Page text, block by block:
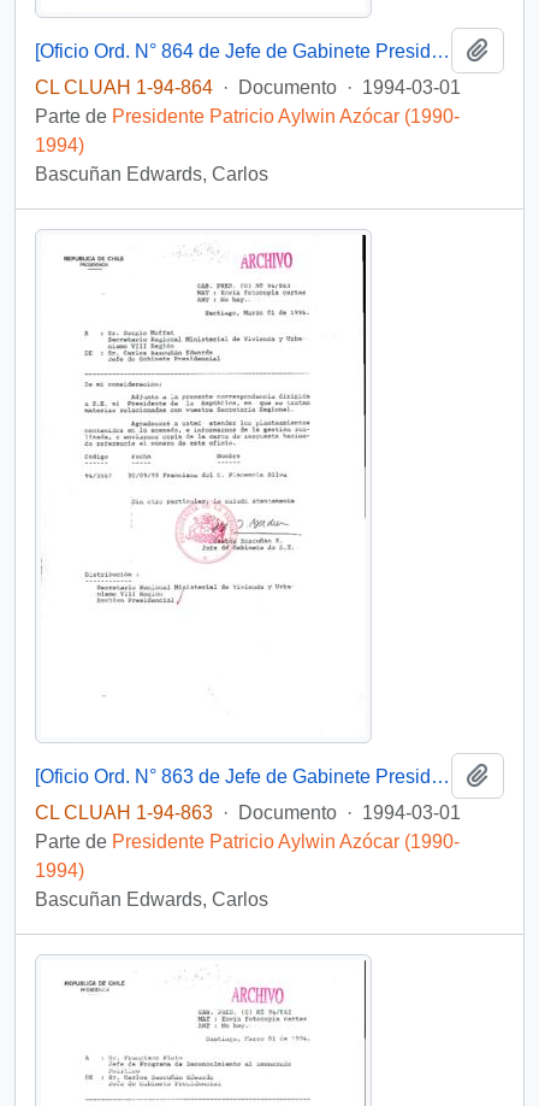
[Oficio Ord. N° 864 de Jefe de Gabinete Presidencial, remite copia de carta que se indica]
CL CLUAH 1-94-864 · Documento · 1994-03-01
Parte de Presidente Patricio Aylwin Azócar (1990-
1994)
Bascuñan Edwards, Carlos
[Oficio Ord. N° 863 de Jefe de Gabinete Presidencial, remite copia de carta que se indica]
CL CLUAH 1-94-863 · Documento · 1994-03-01
Parte de Presidente Patricio Aylwin Azócar (1990-
1994)
Bascuñan Edwards, Carlos